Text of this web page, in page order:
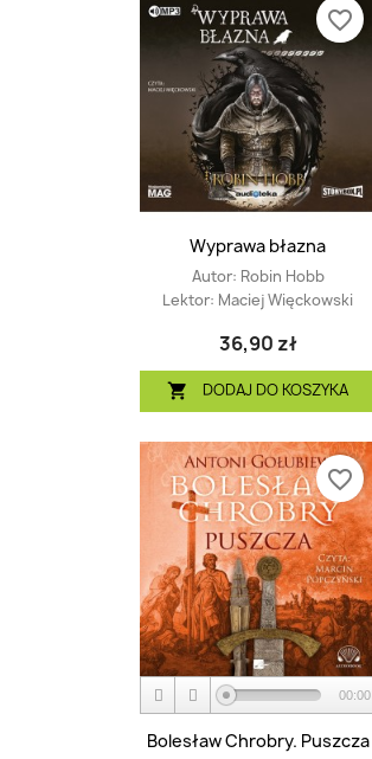
Wyprawa błazna
Autor: Robin Hobb
Lektor: Maciej Więckowski
36,90 zł
 DODAJ DO KOSZYKA
favorite_border
00:00
Bolesław Chrobry. Puszcza
favorite_border